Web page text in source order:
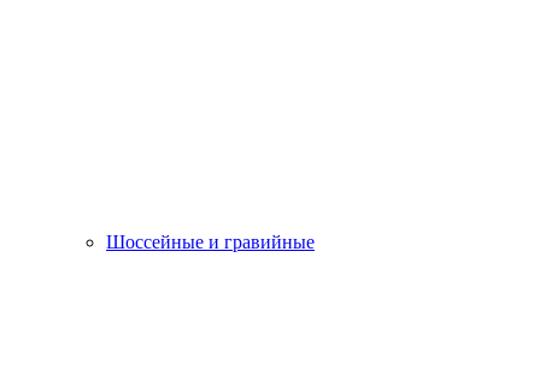
Шоссейные и гравийные